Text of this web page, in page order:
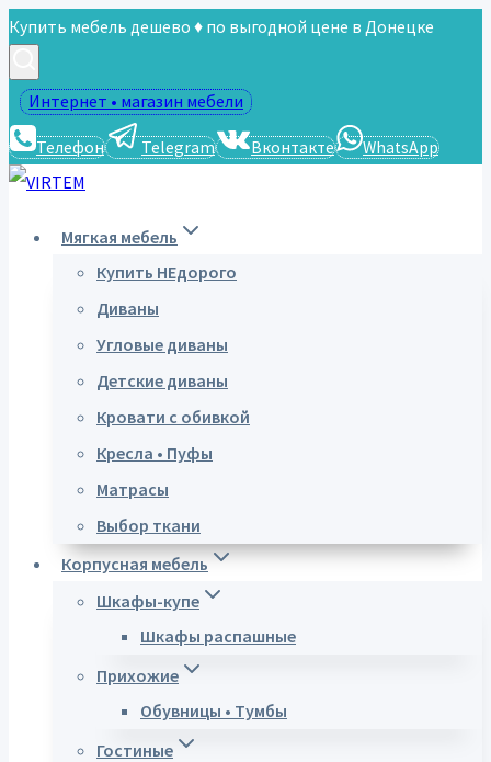
Перейти
содержимому
Купить мебель дешево ♦ по выгодной цене в Донецке
Интернет • магазин мебели
Телефон Telegram Вконтакте WhatsApp
Мягкая мебель
Купить НЕдорого
Диваны
Угловые диваны
Детские диваны
Кровати с обивкой
Кресла • Пуфы
Матрасы
Выбор ткани
Корпусная мебель
Шкафы-купе
Шкафы распашные
Прихожие
Обувницы • Тумбы
Гостиные